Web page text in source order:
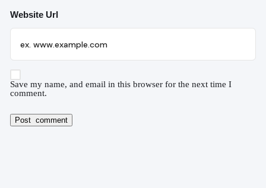
Website Url
Save my name, and email in this browser for the next time I
comment.